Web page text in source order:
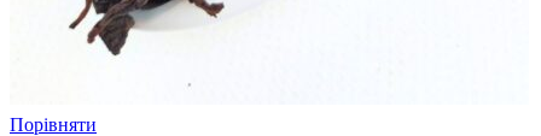
Порівняти